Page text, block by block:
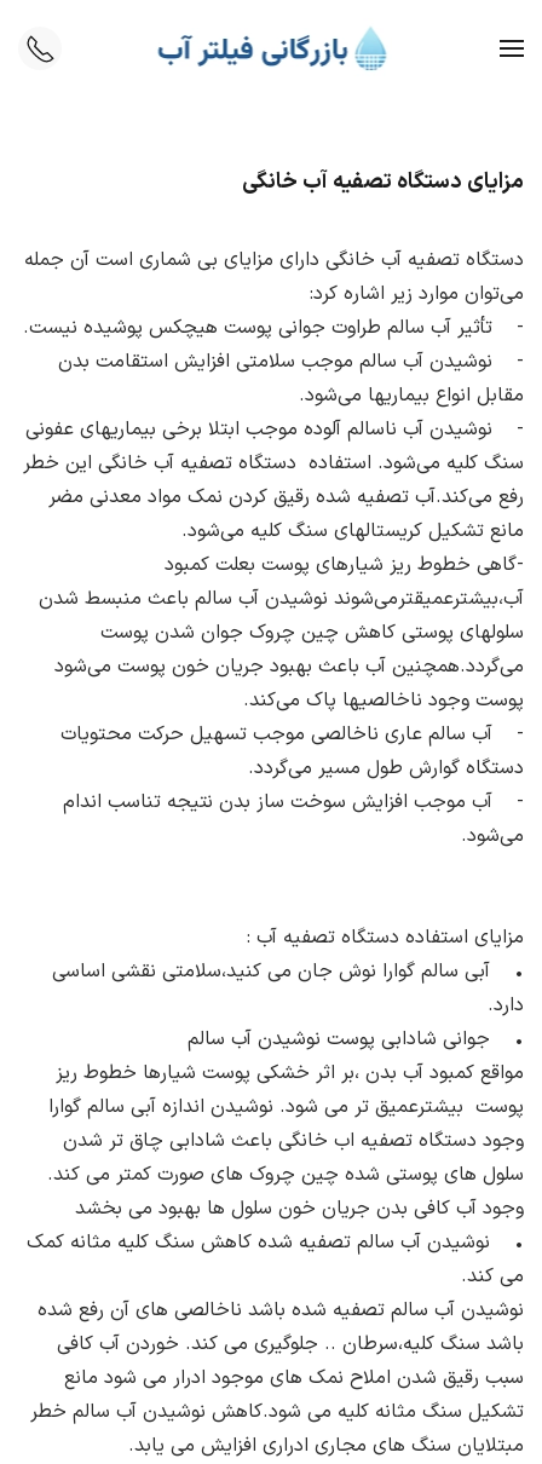
Skip to main content
مزایای دستگاه تصفیه آب خانگی
می‌توان موارد زیر اشاره کرد:
- تأثیر آب سالم طراوت جوانی پوست هیچکس پوشیده نیست.
- نوشیدن آب سالم موجب سلامتی افزایش استقامت بدن
مقابل انواع بیماری‎ها‎ می‌شود.
- نوشیدن آب ناسالم آلوده موجب ابتلا برخی بیماری‎های عفونی
سنگ کلیه‎ می‌شود. استفاده دستگاه تصفیه آب خانگی این خطر
رفع‎ می‌کند.آب تصفیه شده رقیق کردن نمک مواد معدنی مضر
مانع تشکیل کریستال‎های سنگ کلیه‎ می‌شود.
-گاهی خطوط ریز شیارهای پوست بعلت کمبود
آب،بیشترعمیق‎تر‎می‌شوند نوشیدن آب سالم باعث منبسط شدن
می‌گردد.همچنین آب باعث بهبود جریان خون پوست‎ می‌شود
پوست وجود ناخالصی‎ها پاک‎ می‌کند.
- آب سالم عاری ناخالصی موجب تسهیل حرکت محتویات
دستگاه گوارش طول مسیر می‌گردد.
می‌شود.
مزایای استفاده دستگاه تصفیه آب :
• آبی سالم گوارا نوش جان می کنید،سلامتی نقشی اساسی
دارد.
• جوانی شادابی پوست نوشیدن آب سالم
مواقع کمبود آب بدن ،بر اثر خشکی پوست شیارها خطوط ریز
پوست بیشترعمیق تر می شود. نوشیدن اندازه آبی سالم گوارا
وجود دستگاه تصفیه اب خانگی باعث شادابی چاق تر شدن
سلول های پوستی شده چین چروک های صورت کمتر می کند.
وجود آب کافی بدن جریان خون سلول ها بهبود می بخشد
• نوشیدن آب سالم تصفیه شده کاهش سنگ کلیه مثانه کمک
می کند.
نوشیدن آب سالم تصفیه شده باشد ناخالصی های آن رفع شده
باشد سنگ کلیه،سرطان .. جلوگیری می کند. خوردن آب کافی
سبب رقیق شدن املاح نمک های موجود ادرار می شود مانع
تشکیل سنگ مثانه کلیه می شود.کاهش نوشیدن آب سالم خطر
مبتلایان سنگ های مجاری ادراری افزایش می یابد.